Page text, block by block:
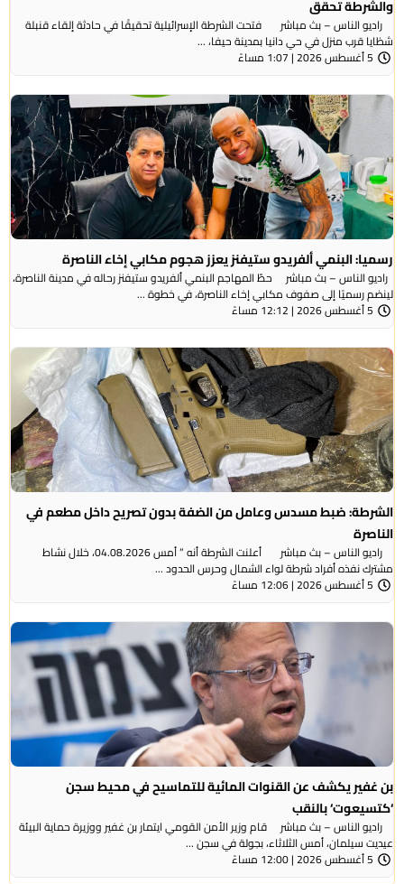
والشرطة تحقق
راديو الناس – بث مباشر فتحت الشرطة الإسرائيلية تحقيقًا في حادثة إلقاء قنبلة
شظايا قرب منزل في حي دانيا بمدينة حيفا، ...
5 أغسطس 2026 | 1:07 مساءً
رسميا: البنمي ألفريدو ستيفنز يعزز هجوم مكابي إخاء الناصرة
راديو الناس – بث مباشر حطّ المهاجم البنمي ألفريدو ستيفنز رحاله في مدينة الناصرة،
لينضم رسميًا إلى صفوف مكابي إخاء الناصرة، في خطوة ...
5 أغسطس 2026 | 12:12 مساءً
الشرطة: ضبط مسدس وعامل من الضفة بدون تصريح داخل مطعم في
الناصرة
راديو الناس – بث مباشر أعلنت الشرطة أنه ” أمس 04.08.2026، خلال نشاط
مشترك نفذه أفراد شرطة لواء الشمال وحرس الحدود ...
5 أغسطس 2026 | 12:06 مساءً
بن غفير يكشف عن القنوات المائية للتماسيح في محيط سجن
‘كتسيعوت‘ بالنقب
راديو الناس – بث مباشر قام وزير الأمن القومي ايتمار بن غفير ووزيرة حماية البيئة
عيديت سيلمان، أمس الثلاثاء، بجولة في سجن ...
5 أغسطس 2026 | 12:00 مساءً